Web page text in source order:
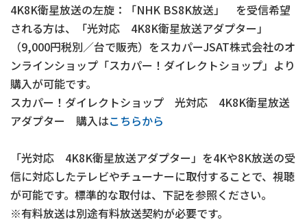
4K8K衛星放送の左旋：「NHK BS8K放送」 を受信希望
される方は、「光対応 4K8K衛星放送アダプター」
（9,000円税別／台で販売）をスカパーJSAT株式会社のオ
ンラインショップ「スカパー！ダイレクトショップ」より
購入が可能です。
スカパー！ダイレクトショップ 光対応 4K8K衛星放送
アダプター 購入はこちらから
「光対応 4K8K衛星放送アダプター」を4Kや8K放送の受
信に対応したテレビやチューナーに取付することで、視聴
が可能です。標準的な取付は、下記を参照ください。
※有料放送は別途有料放送契約が必要です。